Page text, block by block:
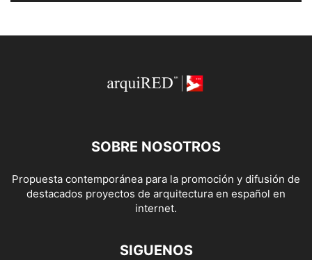
SOBRE NOSOTROS
Propuesta contemporánea para la promoción y difusión de
destacados proyectos de arquitectura en español en
internet.
SIGUENOS